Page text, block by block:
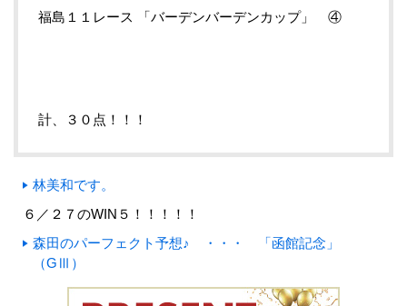
福島１１レース 「バーデンバーデンカップ」 ④
計、３０点！！！
林美和です。
６／２７のWIN５！！！！！
森田のパーフェクト予想♪ ・・・ 「函館記念」
（GⅢ）